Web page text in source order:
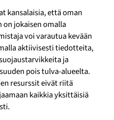
kansalaisia, että oman
jokaisen omalla
voi varautua kevään
aktiivisesti tiedotteita,
ja
pois tulva-alueelta.
resurssit eivät riitä
kaikkia yksittäisiä